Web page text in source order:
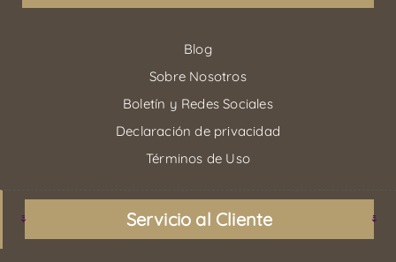
Blog
Sobre Nosotros
Boletín y Redes Sociales
Declaración de privacidad
Términos de Uso
Servicio al Cliente